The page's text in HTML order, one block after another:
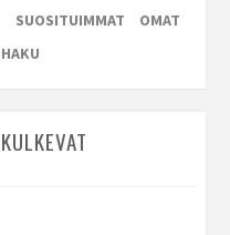
SUOSITUIMMAT
OMAT
HAKU